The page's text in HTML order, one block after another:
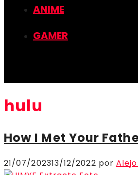
ANIME
GAMER
hulu
How I Met Your
21/07/202313/12/2022 por